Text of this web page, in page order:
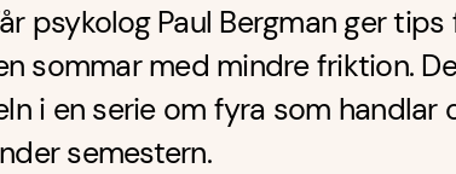
psykolog Paul Bergman ger
sommar med mindre friktion.
i en serie om fyra som handlar
semestern.